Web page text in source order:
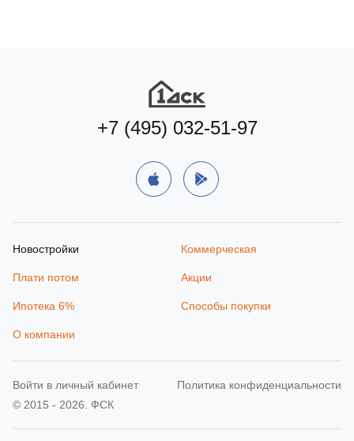
+7 (495) 032-51-97
Новостройки Коммерческая
Плати потом Акции
Ипотека 6% Способы покупки
О компании
© 2015 - 2026. ФСК
Политика конфиденциальности
Войти в личный кабинет